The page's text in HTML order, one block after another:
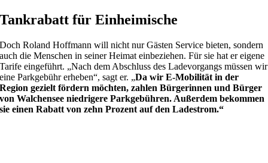
Tankrabatt für Einheimische
Doch Roland Hoffmann will nicht nur Gästen Service bieten, sondern
auch die Menschen in seiner Heimat einbeziehen. Für sie hat er eigene
Tarife eingeführt. „Nach dem Abschluss des Ladevorgangs müssen wir
eine Parkgebühr erheben“, sagt er. „Da wir E-Mobilität in der
Region gezielt fördern möchten, zahlen Bürgerinnen und Bürger
von Walchensee niedrigere Parkgebühren. Außerdem bekommen
sie einen Rabatt von zehn Prozent auf den Ladestrom.“